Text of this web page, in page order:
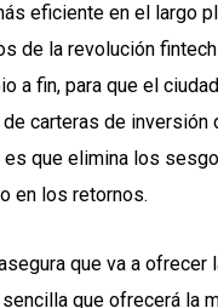
eficiente en el largo
de la revolución
a fin, para que el
carteras de
que elimina los
en los retornos.
que va a
que ofrecerá la